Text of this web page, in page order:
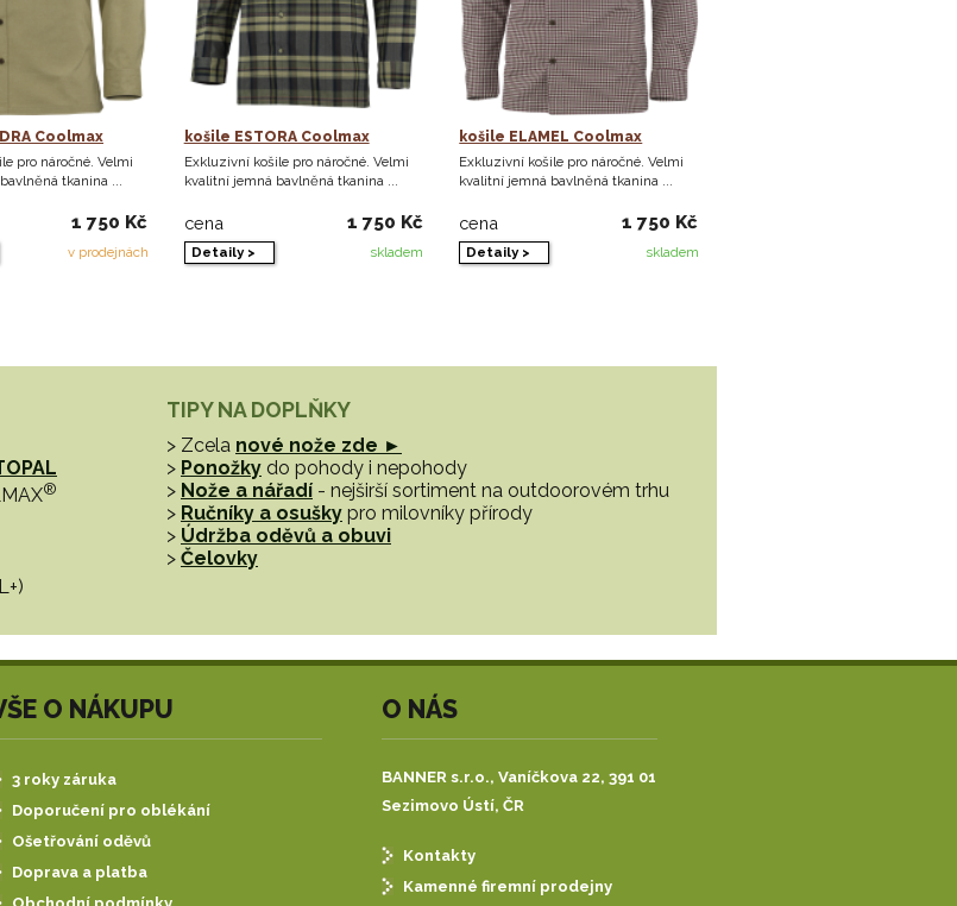
Coolmax
pro náročné. Velmi
tkanina ...
1 750 Kč
v prodejnách
košile ESTORA Coolmax
Exkluzivní košile pro náročné. Velmi
kvalitní jemná bavlněná tkanina ...
cena 1 750 Kč
Detaily > skladem
košile ELAMEL Coolmax
Exkluzivní košile pro náročné. Velmi
kvalitní jemná bavlněná tkanina ...
cena 1 750 Kč
Detaily > skladem
®
TIPY NA DOPLŇKY
> Zcela nové nože zde ►
> Ponožky do pohody i nepohody
> Nože a nářadí - nejširší sortiment na outdoorovém trhu
> Ručníky a osušky pro milovníky přírody
> Údržba oděvů a obuvi
> Čelovky
O NÁKUPU
3 roky záruka
Doporučení pro oblékání
Ošetřování oděvů
Doprava a platba
O NÁS
BANNER s.r.o., Vaníčkova 22, 391 01
Sezimovo Ústí, ČR
Kontakty
Kamenné firemní prodejny